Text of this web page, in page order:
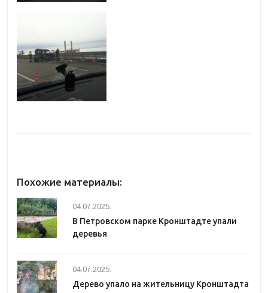
Похожие материалы:
04.07.2025.
В Петровском парке Кронштадте упали
деревья
04.07.2025.
Дерево упало на жительницу Кронштадта